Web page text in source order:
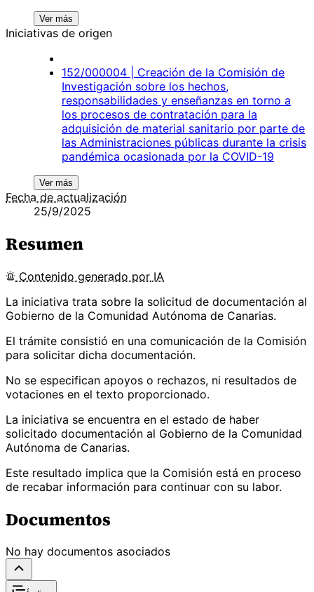
Ver más
Iniciativas de origen
152/000004 | Creación de la Comisión de
Investigación sobre los hechos,
responsabilidades y enseñanzas en torno a
los procesos de contratación para la
adquisición de material sanitario por parte de
las Administraciones públicas durante la crisis
pandémica ocasionada por la COVID-19
Ver más
Fecha de actualización
25/9/2025
Resumen
Contenido generado por IA
La iniciativa trata sobre la solicitud de documentación al
Gobierno de la Comunidad Autónoma de Canarias.
El trámite consistió en una comunicación de la Comisión
para solicitar dicha documentación.
No se especifican apoyos o rechazos, ni resultados de
votaciones en el texto proporcionado.
La iniciativa se encuentra en el estado de haber
solicitado documentación al Gobierno de la Comunidad
Autónoma de Canarias.
Este resultado implica que la Comisión está en proceso
de recabar información para continuar con su labor.
Documentos
No hay documentos asociados